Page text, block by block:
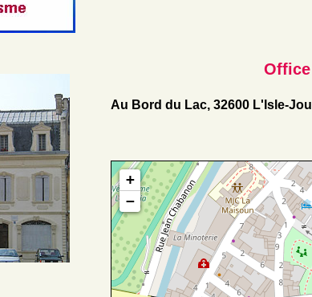
Au Bord du Lac, 32600 L'Isle-
+
−